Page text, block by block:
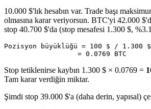
10.000 $'lık hesabın var. Trade başı
olmasına karar veriyorsun. BTC'yi 42.000
stop 40.700 $'da (stop mesafesi 1.300 $,
Pozisyon büyüklüğü = 100 $ / 1.300
Stop tetiklenirse kaybın 1.300 $ × 0.0769 =
Tam karar verdiğin miktar.
Şimdi stop 39.000 $'a (daha derin, yapısal)